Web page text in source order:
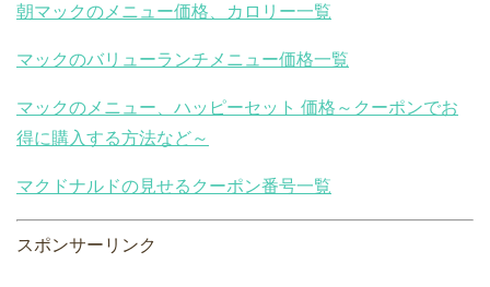
朝マックのメニュー価格、カロリー一覧
マックのバリューランチメニュー価格一覧
マックのメニュー、ハッピーセット 価格～クーポンでお
得に購入する方法など～
マクドナルドの見せるクーポン番号一覧
スポンサーリンク